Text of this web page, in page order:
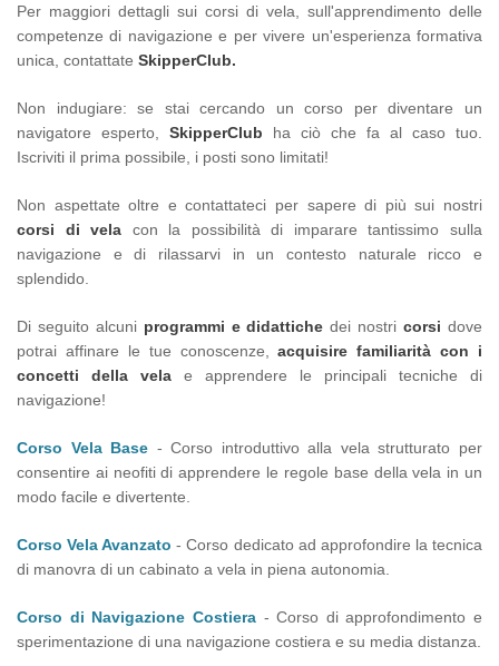
Per maggiori dettagli sui corsi di vela, sull'apprendimento delle
competenze di navigazione e per vivere un'esperienza formativa
unica, contattate SkipperClub.
Non indugiare: se stai cercando un corso per diventare un
navigatore esperto, SkipperClub ha ciò che fa al caso tuo.
Iscriviti il prima possibile, i posti sono limitati!
Non aspettate oltre e contattateci per sapere di più sui nostri
corsi di vela con la possibilità di imparare tantissimo sulla
navigazione e di rilassarvi in un contesto naturale ricco e
splendido.
Di seguito alcuni programmi e didattiche dei nostricorsi dove
potrai affinare le tue conoscenze,acquisire familiarità con i
concetti della vela e apprendere le principali tecniche di
navigazione!
Corso Vela Base - Corso introduttivo alla vela strutturato per
consentire ai neofiti di apprendere le regole base della vela in un
modo facile e divertente.
Corso Vela Avanzato - Corso dedicato ad approfondire la tecnica
di manovra di un cabinato a vela in piena autonomia.
Corso di Navigazione Costiera- Corso di approfondimento e
sperimentazione di una navigazione costiera e su media distanza.